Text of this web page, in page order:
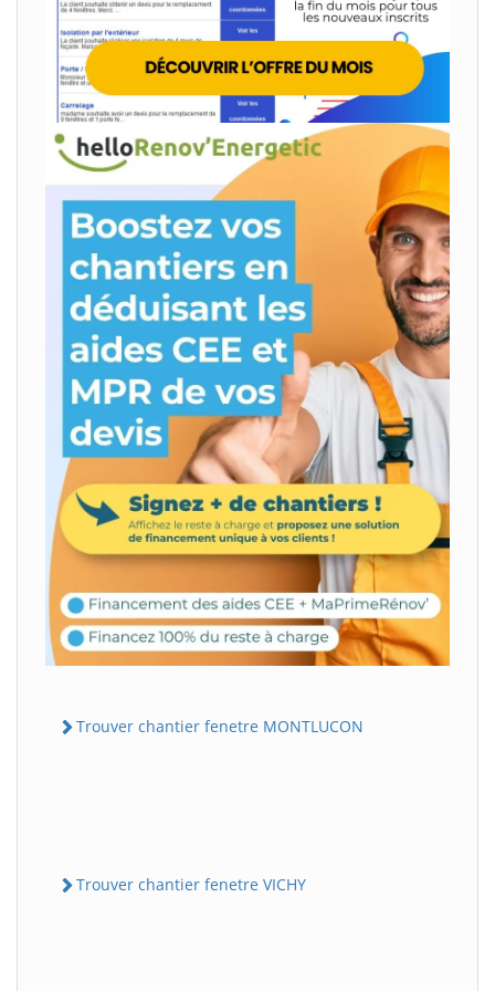
Trouver chantier fenetre MONTLUCON
Trouver chantier fenetre VICHY